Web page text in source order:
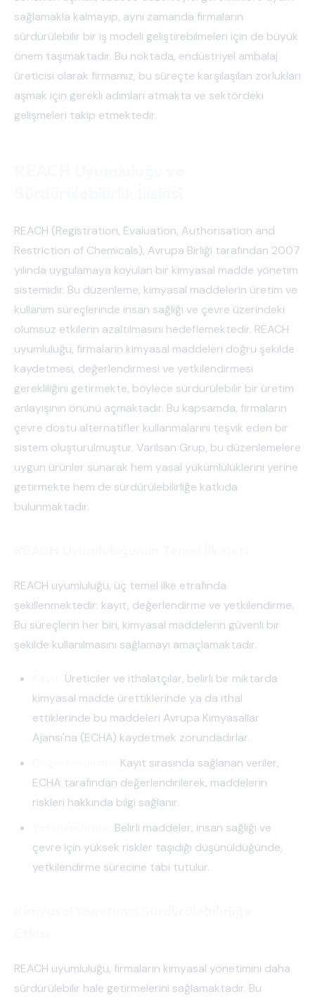
sağlamakla kalmayıp, aynı zamanda firmaların
sürdürülebilir bir iş modeli geliştirebilmeleri için de büyük
önem taşımaktadır. Bu noktada, endüstriyel ambalaj
üreticisi olarak firmamız, bu süreçte karşılaşılan zorlukları
aşmak için gerekli adımları atmakta ve sektördeki
gelişmeleri takip etmektedir.
REACH (Registration, Evaluation, Authorisation and
Restriction of Chemicals), Avrupa Birliği tarafından 2007
yılında uygulamaya koyulan bir kimyasal madde yönetim
sistemidir. Bu düzenleme, kimyasal maddelerin üretim ve
kullanım süreçlerinde insan sağlığı ve çevre üzerindeki
olumsuz etkilerin azaltılmasını hedeflemektedir. REACH
uyumluluğu, firmaların kimyasal maddeleri doğru şekilde
kaydetmesi, değerlendirmesi ve yetkilendirmesi
gerekliliğini getirmekte, böylece sürdürülebilir bir üretim
anlayışının önünü açmaktadır. Bu kapsamda, firmaların
çevre dostu alternatifler kullanmalarını teşvik eden bir
sistem oluşturulmuştur. Varilsan Grup, bu düzenlemelere
uygun ürünler sunarak hem yasal yükümlülüklerini yerine
getirmekte hem de sürdürülebilirliğe katkıda
bulunmaktadır.
REACH uyumluluğu, üç temel ilke etrafında
şekillenmektedir: kayıt, değerlendirme ve yetkilendirme.
Bu süreçlerin her biri, kimyasal maddelerin güvenli bir
şekilde kullanılmasını sağlamayı amaçlamaktadır.
Üreticiler ve ithalatçılar, belirli bir miktarda
kimyasal madde ürettiklerinde ya da ithal
ettiklerinde bu maddeleri Avrupa Kimyasallar
Ajansı'na (ECHA) kaydetmek zorundadırlar.
Kayıt sırasında sağlanan veriler,
ECHA tarafından değerlendirilerek, maddelerin
riskleri hakkında bilgi sağlanır.
Belirli maddeler, insan sağlığı ve
çevre için yüksek riskler taşıdığı düşünüldüğünde,
yetkilendirme sürecine tabi tutulur.
REACH uyumluluğu, firmaların kimyasal yönetimini daha
sürdürülebilir hale getirmelerini sağlamaktadır. Bu